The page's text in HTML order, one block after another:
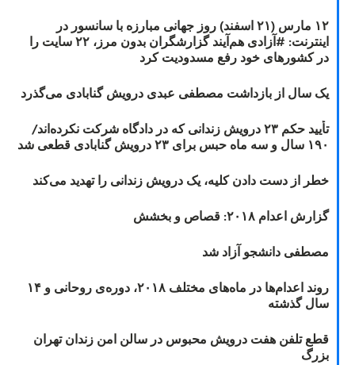
۱۲ مارس (۲۱ اسفند) روز جهانی مبارزه با سانسور در
اینترنت: #آزادی هم‌آیند گزارشگران‌ بدون مرز، ۲۲ سایت را
در کشورهای خود رفع مسدودیت کرد
یک سال از بازداشت مصطفی عبدی درویش گنابادی می‌گذرد
تأیید حکم ۲۳ درویش زندانی که در دادگاه شرکت نکرده‌اند/
۱۹۰ سال و سه ماه حبس برای ۲۳ درویش گنابادی قطعی شد
خطر از دست دادن کلیه، یک درویش زندانی را تهدید می‌کند
گزارش اعدام ۲۰۱۸: قصاص و بخشش
مصطفی دانشجو آزاد شد
روند اعدام‌ها در ماه‌های مختلف ۲۰۱۸، دوره‌ی روحانی و ۱۴
سال گذشته
قطع تلفن هفت درویش محبوس در سالن امن زندان تهران
بزرگ